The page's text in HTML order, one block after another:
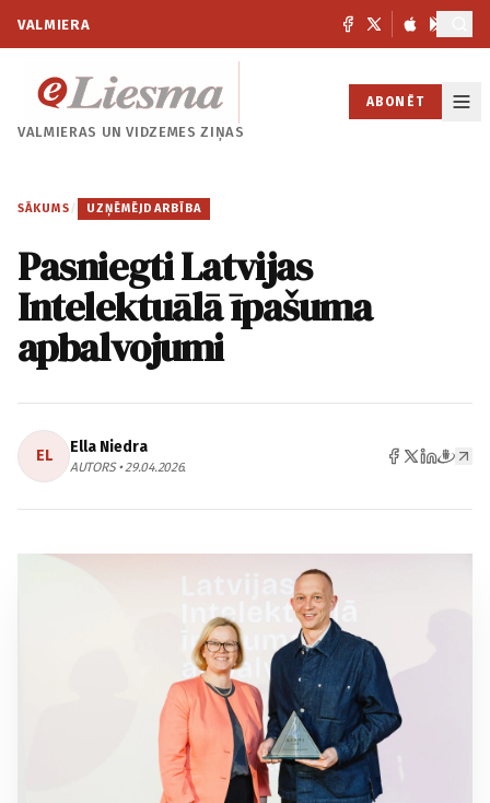
VALMIERA
VALMIERAS UNVIDZEMES ZIŅAS
ABONĒT
SĀKUMS / UZŅĒMĒJDARBĪBA
Pasniegti Latvijas
Intelektuālā īpašuma
apbalvojumi
EL Ella Niedra
AUTORS • 29.04.2026.